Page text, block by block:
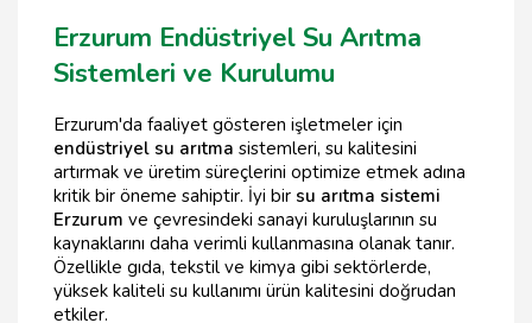
Erzurum Endüstriyel Su Arıtma
Sistemleri ve Kurulumu
Erzurum'da faaliyet gösteren işletmeler için
endüstriyel su arıtma sistemleri, su kalitesini
artırmak ve üretim süreçlerini optimize etmek adına
kritik bir öneme sahiptir. İyi bir su arıtma sistemi
Erzurum ve çevresindeki sanayi kuruluşlarının su
kaynaklarını daha verimli kullanmasına olanak tanır.
Özellikle gıda, tekstil ve kimya gibi sektörlerde,
yüksek kaliteli su kullanımı ürün kalitesini doğrudan
etkiler.